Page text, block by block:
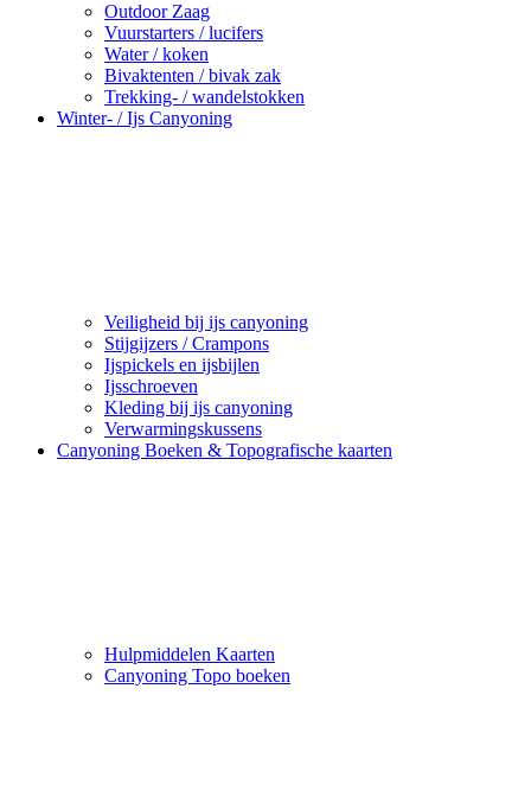
Outdoor Zaag
Vuurstarters / lucifers
Water / koken
Bivaktenten / bivak zak
Trekking- / wandelstokken
Winter- / Ijs Canyoning
Veiligheid bij ijs canyoning
Stijgijzers / Crampons
Ijspickels en ijsbijlen
Ijsschroeven
Kleding bij ijs canyoning
Verwarmingskussens
Canyoning Boeken & Topografische kaarten
Hulpmiddelen Kaarten
Canyoning Topo boeken